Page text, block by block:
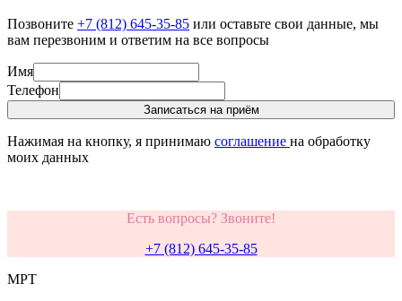
Позвоните +7 (812) 645-35-85 или оставьте свои данные, мы
вам перезвоним и ответим на все вопросы
Имя
Телефон
Записаться на приём
Нажимая на кнопку, я принимаю соглашение на обработку
моих данных
Есть вопросы? Звоните!
+7 (812) 645-35-85
МРТ